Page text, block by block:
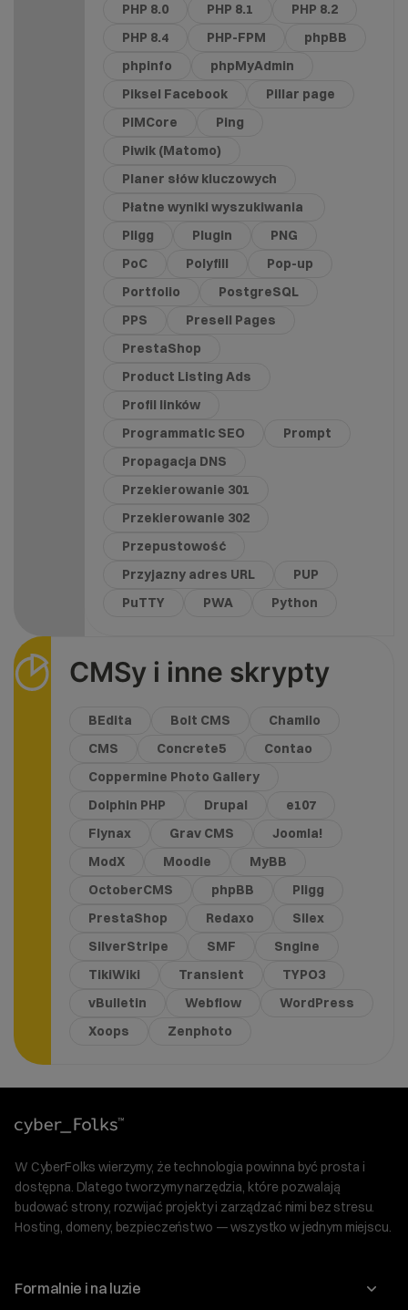
PHP 8.0
PHP 8.1
PHP 8.2
PHP 8.4
PHP-FPM
phpBB
phpinfo
phpMyAdmin
Piksel Facebook
Pillar page
PIMCore
Ping
Piwik (Matomo)
Planer słów kluczowych
Płatne wyniki wyszukiwania
Pligg
Plugin
PNG
PoC
Polyfill
Pop-up
Portfolio
PostgreSQL
PPS
Presell Pages
PrestaShop
Product Listing Ads
Profil linków
Programmatic SEO
Prompt
Propagacja DNS
Przekierowanie 301
Przekierowanie 302
Przepustowość
Przyjazny adres URL
PUP
PuTTY
PWA Python
CMSy i inne skrypty
BEdita Bolt CMS
Chamilo
CMS
Concrete5
Contao
Coppermine Photo Gallery
Dolphin PHP
Drupal
e107
Flynax
Grav CMS
Joomla!
ModX
Moodle
MyBB
OctoberCMS
phpBB
Pligg
PrestaShop
Redaxo
Silex
SilverStripe
SMF
Sngine
TikiWiki
Transient
TYPO3
vBulletin
Webflow
WordPress
Xoops
Zenphoto
W CyberFolks wierzymy, że technologia powinna być prosta i
dostępna. Dlatego tworzymy narzędzia, które pozwalają
budować strony, rozwijać projekty i zarządzać nimi bez stresu.
Hosting, domeny, bezpieczeństwo — wszystko w jednym miejscu.
Formalnie i na luzie